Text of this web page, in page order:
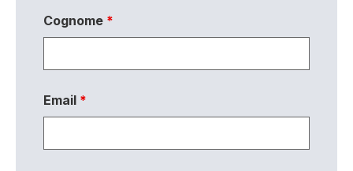
Cognome *
Email *